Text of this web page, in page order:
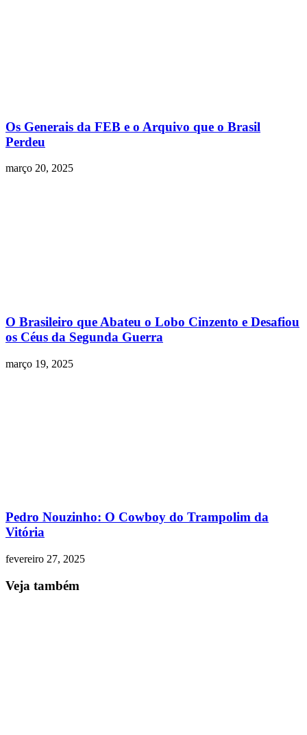
Os Generais da FEB e o Arquivo que o Brasil
Perdeu
março 20, 2025
O Brasileiro que Abateu o Lobo Cinzento e Desafiou
os Céus da Segunda Guerra
março 19, 2025
Pedro Nouzinho: O Cowboy do Trampolim da
Vitória
fevereiro 27, 2025
Veja também